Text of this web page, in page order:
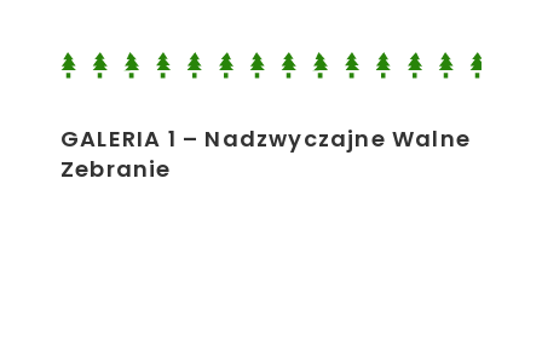
GALERIA 1 – Nadzwyczajne Walne
Zebranie